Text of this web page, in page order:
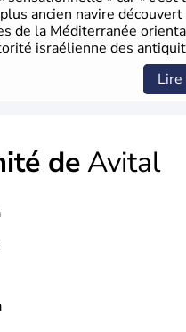
ancien navire découvert
de la Méditerranée
israélienne des
deAvital